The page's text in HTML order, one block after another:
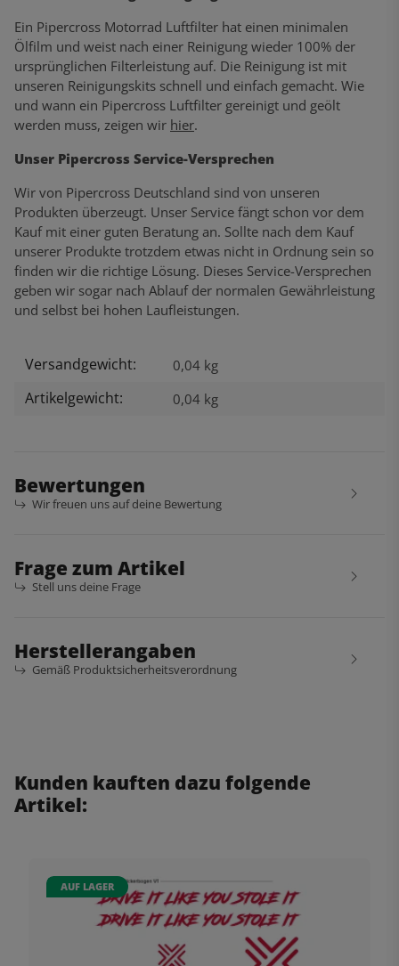
Ein Pipercross Motorrad Luftfilter hat einen minimalen
Ölfilm und weist nach einer Reinigung wieder 100% der
ursprünglichen Filterleistung auf. Die Reinigung ist mit
unseren Reinigungskits schnell und einfach gemacht. Wie
und wann ein Pipercross Luftfilter gereinigt und geölt
werden muss, zeigen wir hier.
Unser Pipercross Service-Versprechen
Wir von Pipercross Deutschland sind von unseren
Produkten überzeugt. Unser Service fängt schon vor dem
Kauf mit einer guten Beratung an. Sollte nach dem Kauf
unserer Produkte trotzdem etwas nicht in Ordnung sein so
finden wir die richtige Lösung. Dieses Service-Versprechen
geben wir sogar nach Ablauf der normalen Gewährleistung
und selbst bei hohen Laufleistungen.
Produkteigenschaft
Wert
Versandgewicht: 0,04 kg
Artikelgewicht: 0,04 kg
Bewertungen
Wir freuen uns auf deine Bewertung
Frage zum Artikel
Stell uns deine Frage
Herstellerangaben
Gemäß Produktsicherheitsverordnung
Kunden kauften dazu folgende
Artikel:
AUF LAGER